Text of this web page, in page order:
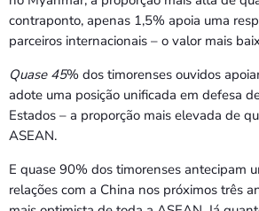
contraponto, apenas 1,5% apoia uma
parceiros internacionais – o valor mais
Quase 45% dos timorenses ouvidos
adote uma posição unificada em defesa
Estados – a proporção mais elevada de
ASEAN.
E quase 90% dos timorenses antecipam
relações com a China nos próximos três